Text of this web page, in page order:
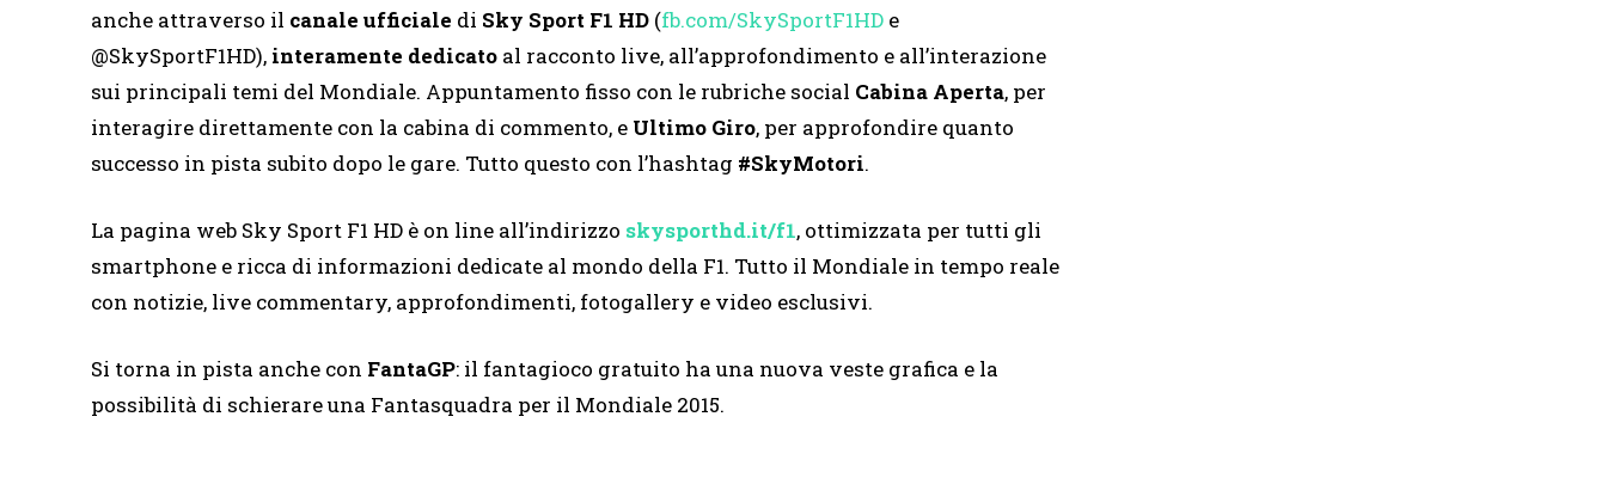
anche attraverso il canale ufficiale di Sky Sport F1 HD (fb.com/SkySportF1HD e
@SkySportF1HD), interamente dedicato al racconto live, all’approfondimento e all’interazione
sui principali temi del Mondiale. Appuntamento fisso con le rubriche social Cabina Aperta, per
interagire direttamente con la cabina di commento, e Ultimo Giro, per approfondire quanto
successo in pista subito dopo le gare. Tutto questo con l’hashtag #SkyMotori.
La pagina web Sky Sport F1 HD è on line all’indirizzo skysporthd.it/f1, ottimizzata per tutti gli
smartphone e ricca di informazioni dedicate al mondo della F1. Tutto il Mondiale in tempo reale
con notizie, live commentary, approfondimenti, fotogallery e video esclusivi.
Si torna in pista anche con FantaGP: il fantagioco gratuito ha una nuova veste grafica e la
possibilità di schierare una Fantasquadra per il Mondiale 2015.